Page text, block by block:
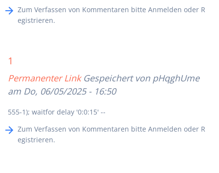
Zum Verfassen von Kommentaren bitte Anmelden oder R
egistrieren.
1
Permanenter Link Gespeichert von pHqghUme
am Do, 06/05/2025 - 16:50
555-1); waitfor delay '0:0:15' --
Zum Verfassen von Kommentaren bitte Anmelden oder R
egistrieren.